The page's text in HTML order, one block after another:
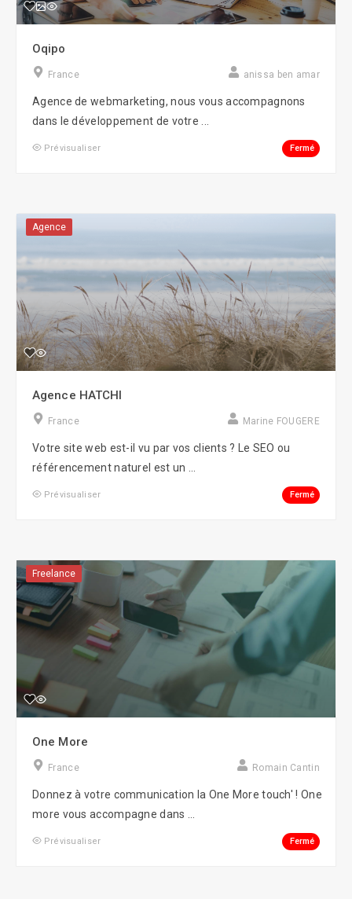
Oqipo
France anissa ben amar
Agence de webmarketing, nous vous accompagnons
dans le développement de votre ...
Prévisualiser Fermé
Agence
Agence HATCHI
France Marine FOUGERE
Votre site web est-il vu par vos clients ? Le SEO ou
référencement naturel est un ...
Prévisualiser Fermé
Freelance
One More
France Romain Cantin
Donnez à votre communication la One More touch' ! One
more vous accompagne dans ...
Prévisualiser Fermé